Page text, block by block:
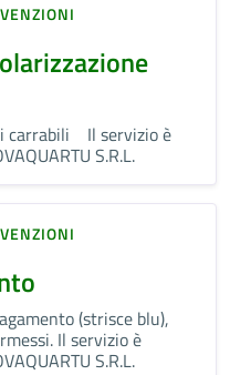
carrabili Il servizio è
S.R.L.
(strisce blu),
Il servizio è
S.R.L.